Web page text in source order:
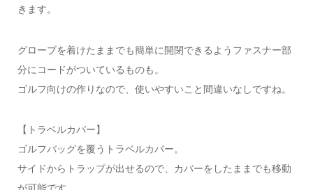
きます。
グローブを着けたままでも簡単に開閉できるようファスナー部
分にコードがついているものも。
ゴルフ向けの作りなので、使いやすいこと間違いなしですね。
【トラベルカバー】
ゴルフバッグを覆うトラベルカバー。
サイドからトラップが出せるので、カバーをしたままでも移動